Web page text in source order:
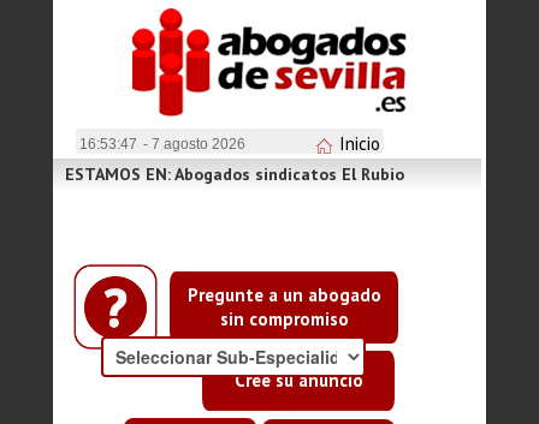
16:53:47 - 7 agosto 2026 Inicio
Pregunte a un abogado
sin compromiso
Cree su anuncio
ESTAMOS EN: Abogados sindicatos El Rubio